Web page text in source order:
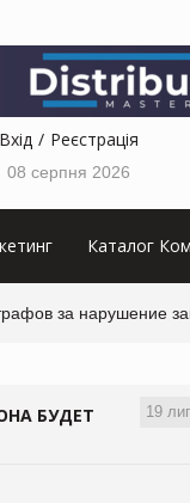
Вхід Реєстрація
08 серпня 2026
Каталог
за нарушение
19
БУДЕТ